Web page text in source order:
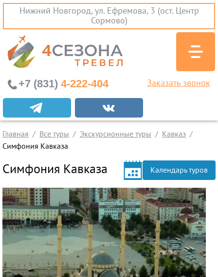
Нижний Новгород, ул. Ефремова, 3 (ост. Центр
Сормово)
Экскурсионные туры
Заграничные экскурсии
Туры на Черное Море
Вылеты из Нижнего Новгорода
Горящие туры
Раннее бронирование
Железнодорожные туры
Круизы
+7 (831) 4-222-404 Заказать звонок
Главная Все туры Экскурсионные туры
Кавказ
Симфония Кавказа
Симфония Кавказа Календарь туров